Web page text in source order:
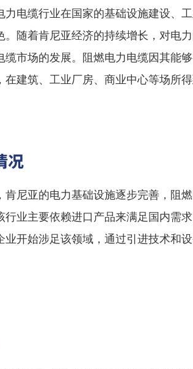
力电缆行业在国家的基础设施建设、
。随着肯尼亚经济的持续增长，对电
缆市场的发展。阻燃电力电缆因其能
在建筑、工业厂房、商业中心等场所得
况
肯尼亚的电力基础设施逐步完善，阻
行业主要依赖进口产品来满足国内需
业开始涉足该领域，通过引进技术和